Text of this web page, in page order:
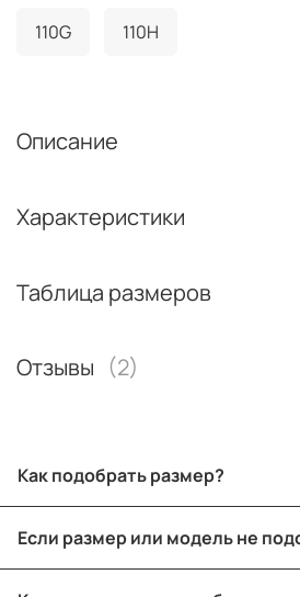
110G 110H
Описание
Характеристики
Таблица размеров
Отзывы (2)
Как подобрать размер?
свяжитесь с нами в любом
мессенджере или по телефону+7
Если размер или модель не